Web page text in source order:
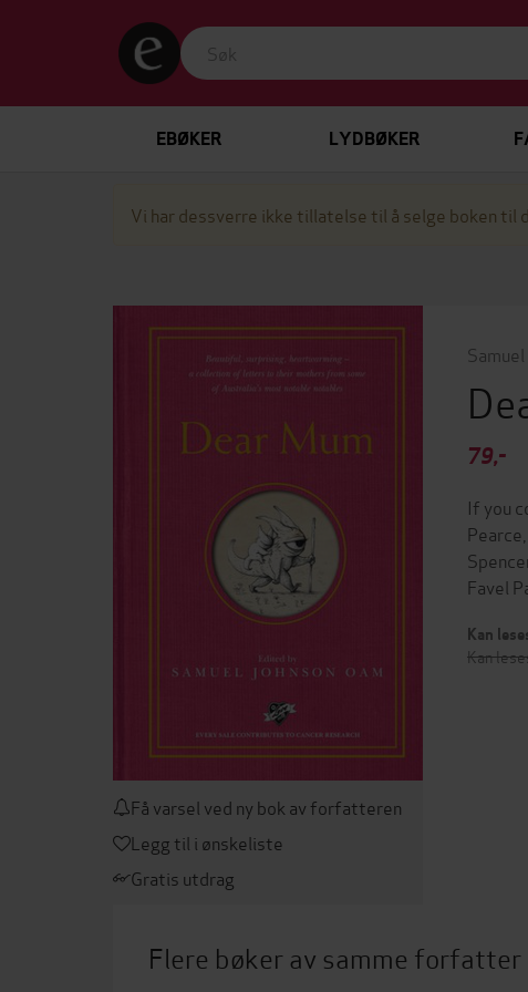
EBØKER LYDBØKER
Vi har dessverre ikke tillatelse til å selge boken til
Få varsel ved ny bok av forfatteren
Legg til i ønskeliste
Gratis utdrag
79,-
If you
Favel
Kan
Kan
Flere bøker av samme forfatter